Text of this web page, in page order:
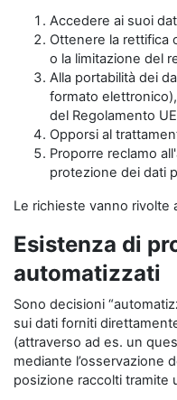
Accedere ai suoi
Ottenere la rettifica
o la limitazione del
Alla portabilità dei
formato
del Regolamento
Opporsi al
Proporre reclamo
protezione dei dati
Le richieste vanno rivolte
Esistenza di
automatizzati
Sono decisioni
sui dati forniti
(attraverso ad es. un
mediante l’osservazione
posizione raccolti tramite